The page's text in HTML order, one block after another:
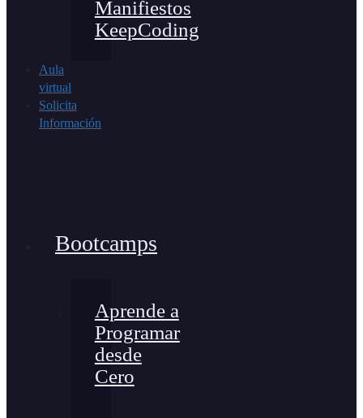
Manifiestos
KeepCoding
Aula
virtual
Solicita
Información
Bootcamps
Aprende a
Programar
desde
Cero